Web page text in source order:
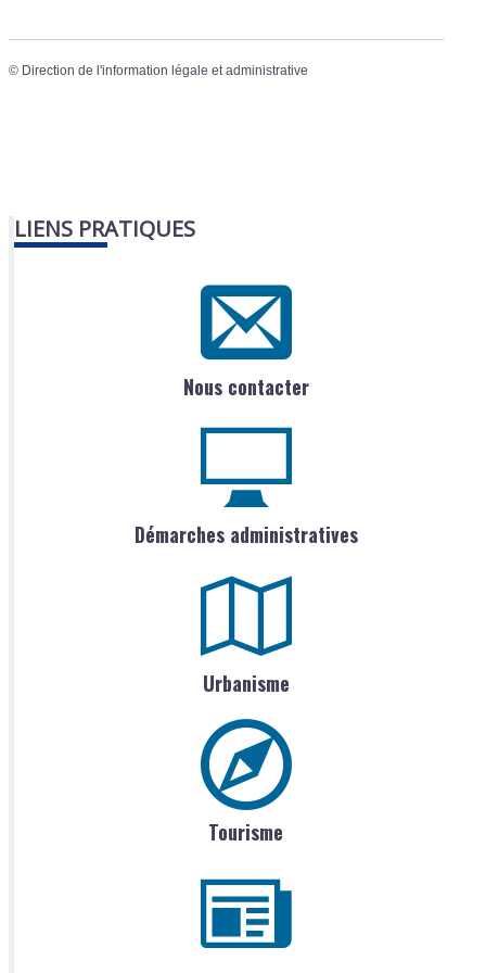
© Direction de l'information légale et administrative
LIENS PRATIQUES
Nous contacter
Démarches administratives
Urbanisme
Tourisme